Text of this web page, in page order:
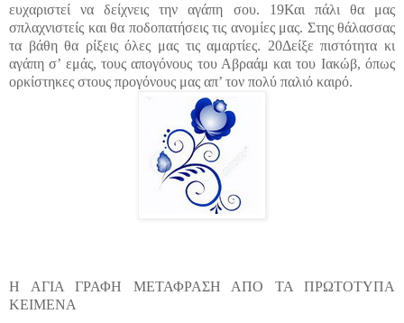
ευχαριστεί να δείχνεις την αγάπη σου. 19Και πάλι θα μας
σπλαχνιστείς και θα ποδοπατήσεις τις ανομίες μας. Στης θάλασσας
τα βάθη θα ρίξεις όλες μας τις αμαρτίες. 20Δείξε πιστότητα κι
αγάπη σ’ εμάς, τους απογόνους του Αβραάμ και του Ιακώβ, όπως
ορκίστηκες στους προγόνους μας απ’ τον πολύ παλιό καιρό.
Η ΑΓΙΑ ΓΡΑΦΗ ΜΕΤΑΦΡΑΣΗ ΑΠΟ ΤΑ ΠΡΩΤΟΤΥΠΑ
ΚΕΙΜΕΝΑ